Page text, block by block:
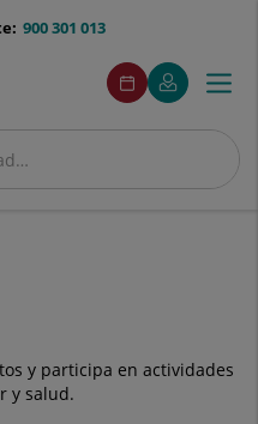
900 301 013
menuAcceso
Pedir
cita
Este
enlace
se
en
Mi
Quirónsalud
Este
enlace
se
en
ventana
nueva.
Menú
y participa en actividades
y salud.